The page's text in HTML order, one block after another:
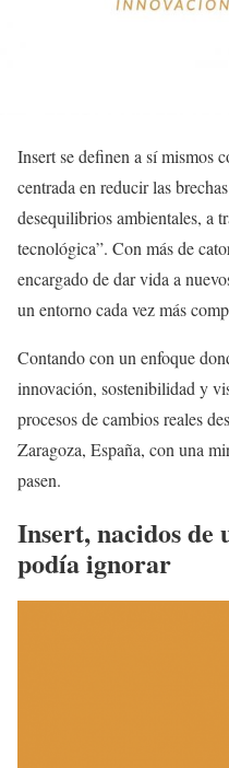
Insert se definen a sí mismos
centrada en reducir las
desequilibrios ambientales, a
tecnológica”. Con más de
encargado de dar vida a
un entorno cada vez más
Contando con un enfoque
innovación, sostenibilidad y
procesos de cambios reales
Zaragoza, España, con una
pasen.
Insert, nacidos de
podía ignorar